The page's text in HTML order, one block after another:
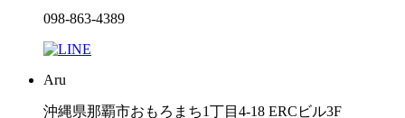
098-863-4389
Aru
沖縄県那覇市おもろまち1丁目4-18 ERCビル3F